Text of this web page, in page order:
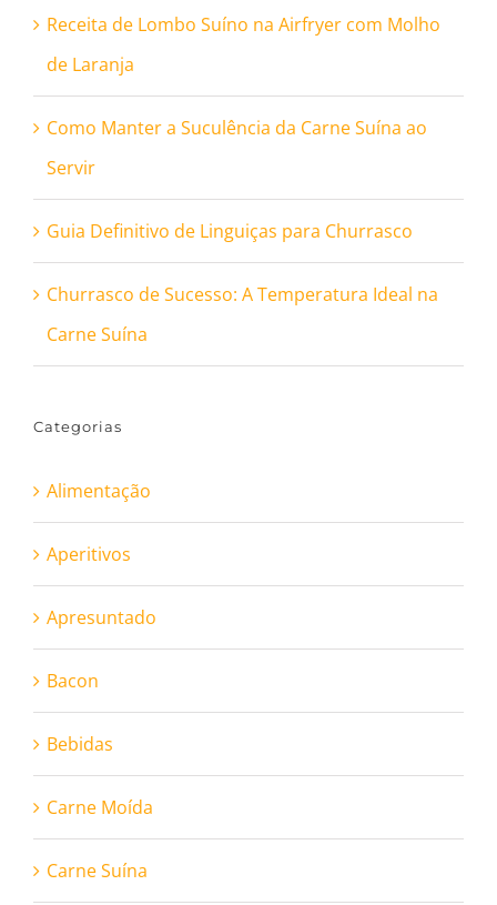
Receita de Lombo Suíno na Airfryer com Molho
de Laranja
Como Manter a Suculência da Carne Suína ao
Servir
Guia Definitivo de Linguiças para Churrasco
Churrasco de Sucesso: A Temperatura Ideal na
Carne Suína
Categorias
Alimentação
Aperitivos
Apresuntado
Bacon
Bebidas
Carne Moída
Carne Suína